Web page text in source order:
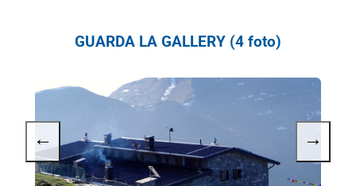
GUARDA LA GALLERY (4 foto)
← →